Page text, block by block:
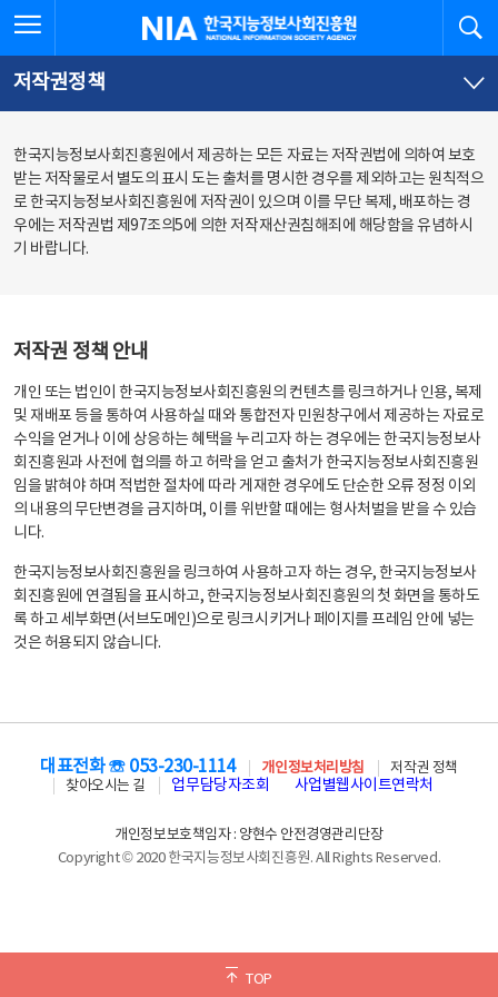
문
로
가
체
뉴
바
가
한국지능정보사회진흥원
저작권정책
한국지능정보사회진흥원에서 제공하는 모든 자료는 저작권법에 의하여 보호
받는 저작물로서 별도의 표시 도는 출처를 명시한 경우를 제외하고는 원칙적으
로 한국지능정보사회진흥원에 저작권이 있으며 이를 무단 복제, 배포하는 경
우에는 저작권법 제97조의5에 의한 저작재산권침해죄에 해당함을 유념하시
기 바랍니다.
저작권 정책 안내
개인 또는 법인이 한국지능정보사회진흥원의 컨텐츠를 링크하거나 인용, 복제
및 재배포 등을 통하여 사용하실 때와 통합전자 민원창구에서 제공하는 자료로
수익을 얻거나 이에 상응하는 혜택을 누리고자 하는 경우에는 한국지능정보사
회진흥원과 사전에 협의를 하고 허락을 얻고 출처가 한국지능정보사회진흥원
임을 밝혀야 하며 적법한 절차에 따라 게재한 경우에도 단순한 오류 정정 이외
의 내용의 무단변경을 금지하며, 이를 위반할 때에는 형사처벌을 받을 수 있습
니다.
한국지능정보사회진흥원을 링크하여 사용하고자 하는 경우, 한국지능정보사
회진흥원에 연결됨을 표시하고, 한국지능정보사회진흥원의 첫 화면을 통하도
록 하고 세부화면(서브도메인)으로 링크시키거나 페이지를 프레임 안에 넣는
것은 허용되지 않습니다.
TOP
대표전화 ☏ 053-230-1114 개인정보처리방침
저작권 정책
찾아오시는 길
업무담당자조회 사업별웹사이트연락처
개인정보보호책임자 : 양현수 안전경영관리단장
Copyright © 2020 한국지능정보사회진흥원. All Rights Reserved.